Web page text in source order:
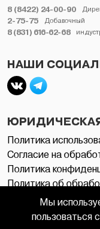
8 (8422) 24-00-90
2-75-75 Добавочный
8 (831) 616-62-68
НАШИ
Политика
Согласие на
Политика
Политика об
© 2006 - 2026
Мы
пользоваться